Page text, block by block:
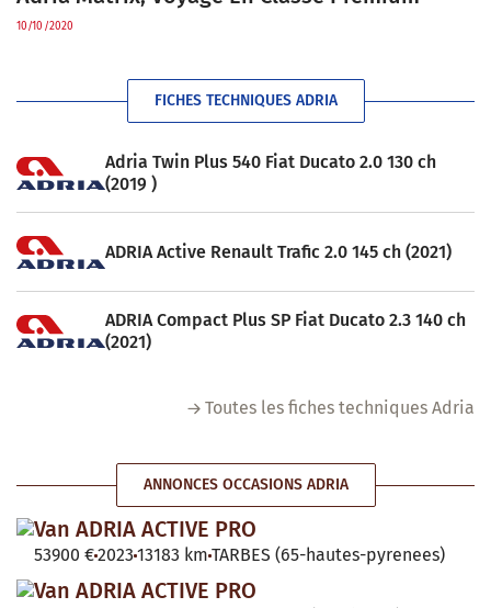
10/10/2020
FICHES TECHNIQUES ADRIA
Adria Twin Plus 540 Fiat Ducato 2.0 130 ch
(2019 )
ADRIA Active Renault Trafic 2.0 145 ch (2021)
ADRIA Compact Plus SP Fiat Ducato 2.3 140 ch
(2021)
Toutes les fiches techniques Adria
ANNONCES OCCASIONS ADRIA
Van ADRIA ACTIVE PRO
53900 €2023 13183 km TARBES (65-hautes-pyrenees)
Van ADRIA ACTIVE PRO